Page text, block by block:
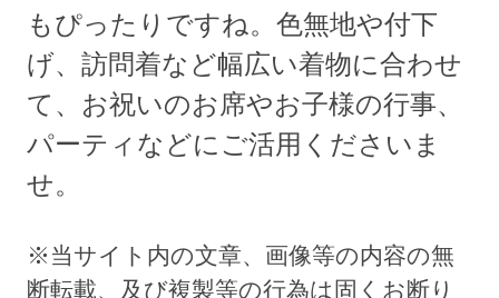
もぴったりですね。色無地や付下
げ、訪問着など幅広い着物に合わせ
て、お祝いのお席やお子様の行事、
パーティなどにご活用くださいま
せ。